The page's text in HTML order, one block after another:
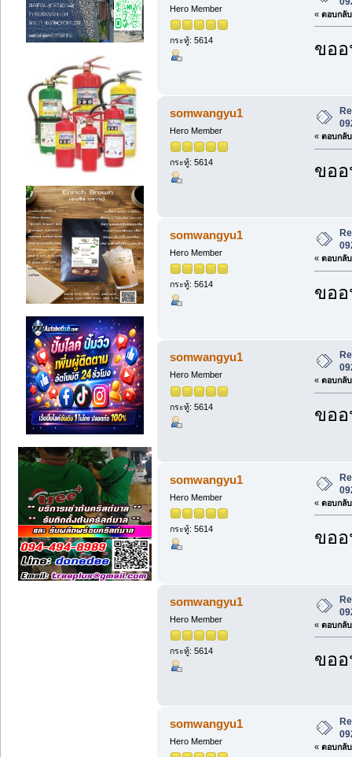
Hero Member
กระทู้: 5614
« ตอบกลั
ขอ
somwangyu1
Hero Member
กระทู้: 5614
« ตอบกลั
ขอ
somwangyu1
Hero Member
กระทู้: 5614
« ตอบกลั
ขอ
somwangyu1
Hero Member
กระทู้: 5614
« ตอบกลั
ขอ
somwangyu1
Hero Member
กระทู้: 5614
« ตอบกลั
ขอ
somwangyu1
Hero Member
กระทู้: 5614
« ตอบกลั
ขอ
somwangyu1
Hero Member
« ตอบกลั